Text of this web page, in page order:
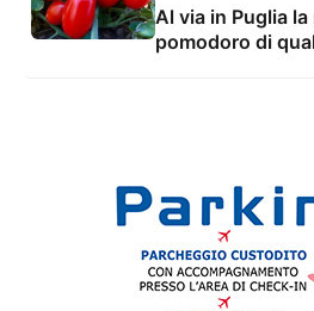
Al via in Puglia
pomodoro di